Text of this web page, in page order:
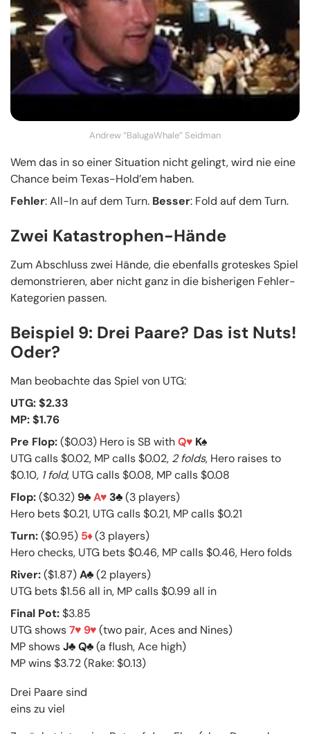
Andrew “BalugaWhale” Seidman
Wem das in so einer Situation nicht gelingt, wird nie eine
Chance beim Texas-Hold’em haben.
Fehler: All-In auf dem Turn. Besser: Fold auf dem Turn.
Zwei Katastrophen-Hände
Zum Abschluss zwei Hände, die ebenfalls groteskes Spiel
demonstrieren, aber nicht ganz in die bisherigen Fehler-
Kategorien passen.
Beispiel 9: Drei Paare? Das ist Nuts!
Oder?
Man beobachte das Spiel von UTG:
UTG: $2.33
MP: $1.76
Pre Flop:($0.03) Hero is SB withQ
K
UTG calls $0.02, MP calls $0.02, 2 folds, Hero raises to
$0.10, 1 fold, UTG calls $0.08, MP calls $0.08
Flop:($0.32) 9 A 3
(3 players)
Hero bets $0.21, UTG calls $0.21, MP calls $0.21
Turn:($0.95) 5 (3 players)
Hero checks, UTG bets $0.46, MP calls $0.46, Hero folds
River:($1.87)A
(2 players)
UTG bets $1.56 all in, MP calls $0.99 all in
Final Pot:$3.85
UTG shows7 9
(two pair, Aces and Nines)
MP showsJ Q
(a flush, Ace high)
MP wins $3.72 (Rake: $0.13)
Drei Paare sind
eins zu viel